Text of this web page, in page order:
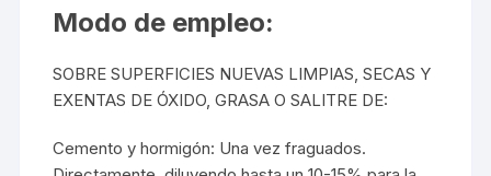
Modo de empleo:
SOBRE SUPERFICIES NUEVAS LIMPIAS, SECAS Y
EXENTAS DE ÓXIDO, GRASA O SALITRE DE:
Cemento y hormigón: Una vez fraguados.